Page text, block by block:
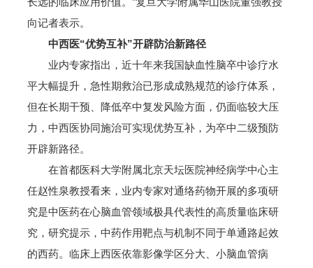
向记者表示。
中西医“优势互补”开辟防治新路径
业内专家指出，近十年来我国缺血性脑卒中诊疗水
平大幅提升，急性期救治已形成成熟规范的诊疗体系，
但在长期干预、降低卒中复发风险方面，仍面临较大压
力，中西医协同施治可实现优势互补，为卒中二级预防
开辟新路径。
在首都医科大学附属北京天坛医院神经病学中心主
任赵性泉教授看来，业内专家对通络药物开展的多项研
究是中医药在心脑血管领域极具代表性的高质量临床研
究，研究提示，中药作用靶点与机制不同于单通路起效
的西药。临床上西医依靠影像学区分大、小脑血管病